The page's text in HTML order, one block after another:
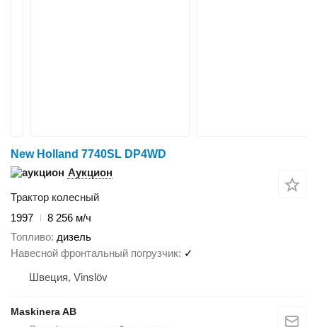
New Holland 7740SL DP4WD
Аукцион
Трактор колесный
1997
8 256 м/ч
Топливо дизель
Навесной фронтальный погрузчик ✓
Швеция, Vinslöv
Maskinera AB